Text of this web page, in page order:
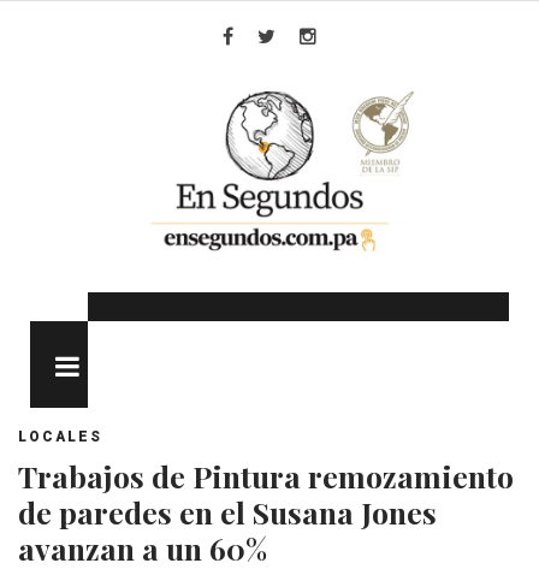
LOCALES
Trabajos de Pintura remozamiento
de paredes en el Susana Jones
avanzan a un 60%